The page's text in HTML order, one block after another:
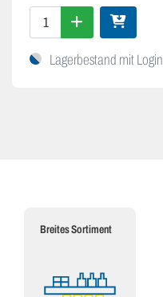
Lagerbestand mit Login
Breites Sortiment